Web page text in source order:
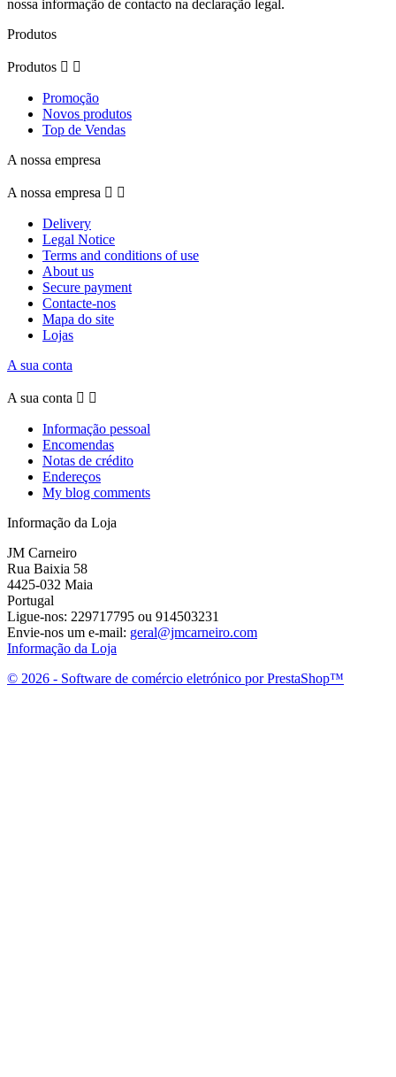
nossa informação de contacto na declaração legal.
Produtos
Produtos  
Promoção
Novos produtos
Top de Vendas
A nossa empresa
A nossa empresa  
Delivery
Legal Notice
Terms and conditions of use
About us
Secure payment
Contacte-nos
Mapa do site
Lojas
A sua conta
A sua conta  
Informação pessoal
Encomendas
Notas de crédito
Endereços
My blog comments
Informação da Loja
JM Carneiro
Rua Baixia 58
4425-032 Maia
Portugal
Ligue-nos: 229717795 ou 914503231
Envie-nos um e-mail: geral@jmcarneiro.com
Informação da Loja
© 2026 - Software de comércio eletrónico por PrestaShop™